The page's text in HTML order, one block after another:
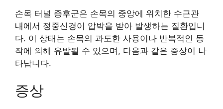
손목 터널 증후군은 손목의 중앙에 위치한 수근관
내에서 정중신경이 압박을 받아 발생하는 질환입니
다. 이 상태는 손목의 과도한 사용이나 반복적인 동
작에 의해 유발될 수 있으며, 다음과 같은 증상이 나
타납니다.
증상